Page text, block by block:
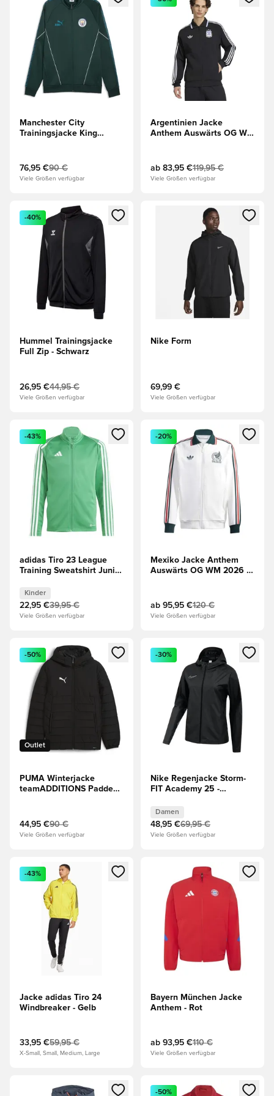
Manchester City
Trainingsjacke King
76,95 €90 €
Viele Größen verfügbar
Argentinien Jacke
Anthem Auswärts OG WM
ab 83,95 €119,95 €
Viele Größen verfügbar
Öffnet ein neues Fenster zum Anmelden oder Registrieren
-40%
Hummel Trainingsjacke
Full Zip - Schwarz
26,95 €44,95 €
Viele Größen verfügbar
Öffnet ein neues Fenster
Nike Form
69,99 €
Viele Größen verfügbar
Öffnet ein neues Fenster zum Anmelden oder Registrieren
-43%
adidas Tiro 23 League
Training Sweatshirt Junior
Kinder
22,95 €39,95 €
Viele Größen verfügbar
Öffnet ein neues Fenster
-20%
Mexiko Jacke Anthem
Auswärts OG WM 2026 -
ab 95,95 €120 €
Viele Größen verfügbar
Öffnet ein neues Fenster zum Anmelden oder Registrieren
Outlet
-50%
PUMA Winterjacke
teamADDITIONS Padded -
44,95 €90 €
Viele Größen verfügbar
Öffnet ein neues Fenster
-30%
Nike Regenjacke Storm-
FIT Academy 25 -
Damen
48,95 €69,95 €
Viele Größen verfügbar
Öffnet ein neues Fenster zum Anmelden oder Registrieren
-43%
Jacke adidas Tiro 24
Windbreaker - Gelb
33,95 €59,95 €
X-Small, Small, Medium, Large
Öffnet ein neues Fenster
Bayern München Jacke
Anthem - Rot
ab 93,95 €110 €
Viele Größen verfügbar
Öffnet ein neues Fenster zum Anmelden oder Registrieren
Öffnet ein neues Fenster
-50%